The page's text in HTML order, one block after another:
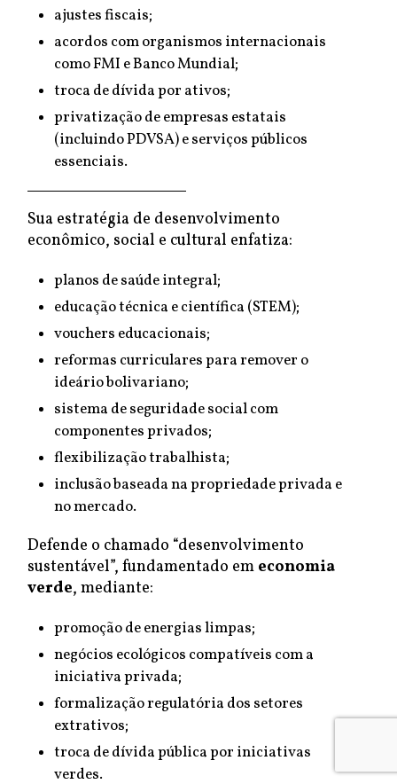
ajustes fiscais;
acordos com organismos internacionais
como FMI e Banco Mundial;
troca de dívida por ativos;
privatização de empresas estatais
(incluindo PDVSA) e serviços públicos
essenciais.
Sua estratégia de desenvolvimento
econômico, social e cultural enfatiza:
planos de saúde integral;
educação técnica e científica (STEM);
vouchers educacionais;
reformas curriculares para remover o
ideário bolivariano;
sistema de seguridade social com
componentes privados;
flexibilização trabalhista;
inclusão baseada na propriedade privada e
no mercado.
Defende o chamado “desenvolvimento
sustentável”, fundamentado em economia
verde, mediante:
promoção de energias limpas;
negócios ecológicos compatíveis com a
iniciativa privada;
formalização regulatória dos setores
extrativos;
troca de dívida pública por iniciativas
verdes.